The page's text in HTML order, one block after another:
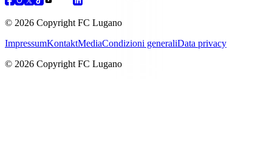
© 2026 Copyright FC Lugano
ImpressumKontaktMediaCondizioni generaliData privacy
© 2026 Copyright FC Lugano